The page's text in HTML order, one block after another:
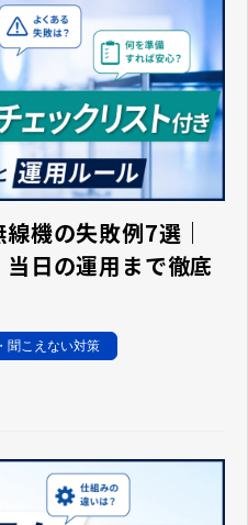
機の失敗例7選｜
日の運用まで徹底
聞こえない対策